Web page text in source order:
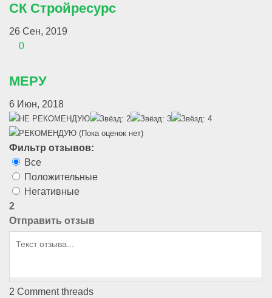
СК Стройресурс
26 Сен, 2019
0
МЕРУ
6 Июн, 2018
(Пока оценок нет)
Фильтр отзывов:
Все
Положительные
Негативные
2
Отправить отзыв
2 Comment threads